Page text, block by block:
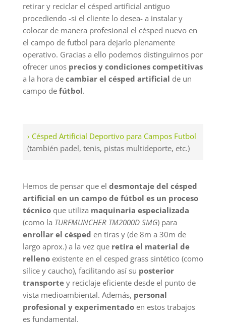
retirar y reciclar el césped artificial antiguo
procediendo -si el cliente lo desea- a instalar y
colocar de manera profesional el césped nuevo en
el campo de futbol para dejarlo plenamente
operativo. Gracias a ello podemos distinguirnos por
ofrecer unos precios y condiciones competitivas
a la hora de cambiar el césped artificial de un
campo de fútbol.
› Césped Artificial Deportivo para Campos Futbol
(también padel, tenis, pistas multideporte, etc.)
Hemos de pensar que el desmontaje del césped
artificial en un campo de fútbol es un proceso
técnicoque utiliza maquinaria especializada
(como la TURFMUNCHER TM2000D SMG) para
enrollar el césped en tiras y (de 8m a 30m de
largo aprox.) a la vez que retira el material de
rellenoexistente en el cesped grass sintético (como
sílice y caucho), facilitando así su posterior
transportey reciclaje eficiente desde el punto de
vista medioambiental. Además, personal
profesional y experimentadoen estos trabajos
es fundamental.